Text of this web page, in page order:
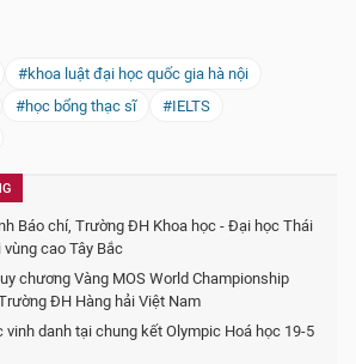
#khoa luật đại học quốc gia hà nội
#học bổng thạc sĩ
#IELTS
Báo chí, Trường ĐH Khoa học - Đại học Thái
vùng cao Tây Bắc
chương Vàng MOS World Championship
ĐH Hàng hải Việt Nam
vinh danh tại chung kết Olympic Hoá học 19-5